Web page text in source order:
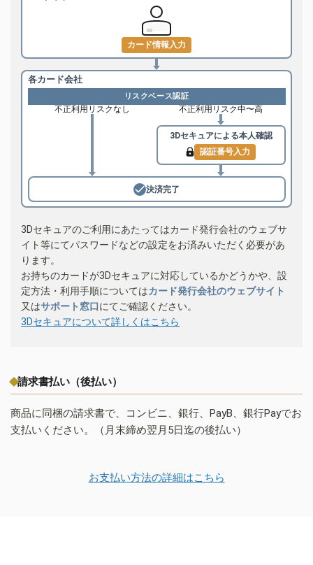
カード情報入力
各カード会社
リスクベース認証
不正利用リスクなし 不正利用リスク中〜高
3Dセキュアによる本人確認
認証番号入力
決済完了
3Dセキュアのご利用にあたってはカード発行会社のウェブサ
イト等にてパスワードなどの設定をお済みいただく必要があ
ります。
お持ちのカードが3Dセキュアに対応しているかどうかや、設
定方法・利用手順についてはカード発行会社のウェブサイト
又はサポート窓口にてご確認ください。
3Dセキュアについて詳しくはこちら
請求書払い（後払い）
商品に同梱の請求書で、コンビニ、銀行、PayB、銀行Payでお
支払いください。（月末締め翌月5日迄の後払い）
お支払い方法の詳細はこちら